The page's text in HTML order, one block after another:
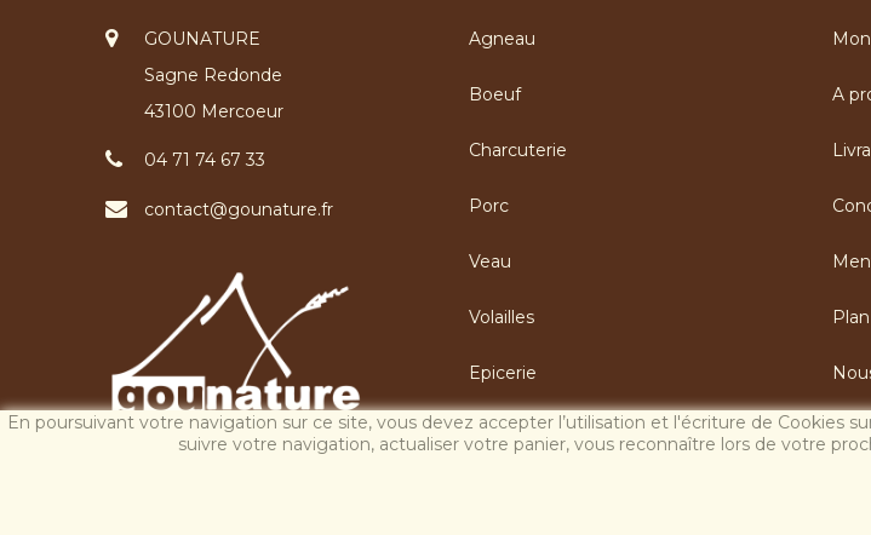
GOUNATURE
Sagne Redonde
43100 Mercoeur
04 71 74 67 33
contact@gounature.fr
Agneau
Boeuf
Charcuterie
Porc
Veau
Volailles
Epicerie
A
En poursuivant votre navigation sur ce site, vous devez accepter l’utilisation et l'écriture de Cookies
suivre votre navigation, actualiser votre panier, vous reconnaître lors de votre